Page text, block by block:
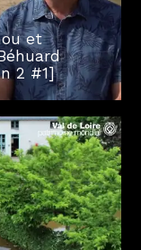
et
2 #1]